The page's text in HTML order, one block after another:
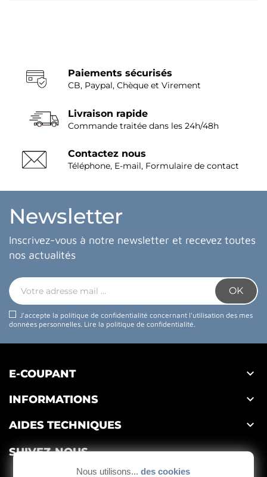
Paiements sécurisés
CB, Paypal, Chèque et Virement
Livraison rapide
Commande traitée dans les 24h/48h
Contactez nous
Téléphone, E-mail, Formulaire de contact
Newsletter
Inscrivez-vous à notre newsletter et recevez toutes
nos actualités
J'accepte la politique de confidentialité concernant l'utilisation des mes
données personnelles. Lire la politique de confidentialité.
E-COUPANT 
INFORMATIONS 
AIDES TECHNIQUES 
SUIVEZ-NOUS
Nous utilisons... des cookies